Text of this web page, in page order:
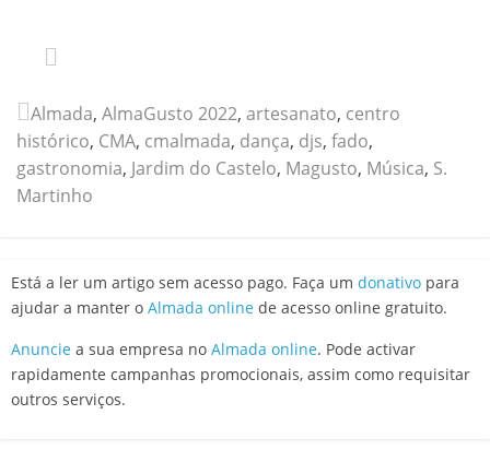
Almada, AlmaGusto 2022, artesanato, centro
histórico, CMA, cmalmada, dança, djs, fado,
gastronomia, Jardim do Castelo, Magusto, Música, S.
Martinho
Está a ler um artigo sem acesso pago. Faça um donativo para
ajudar a manter o Almada online de acesso online gratuito.
Anuncie a sua empresa no Almada online. Pode activar
rapidamente campanhas promocionais, assim como requisitar
outros serviços.